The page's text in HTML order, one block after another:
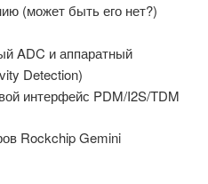
(может быть его нет?)
ADC и аппаратный
Detection)
интерфейс PDM/I2S/TDM
Rockchip Gemini